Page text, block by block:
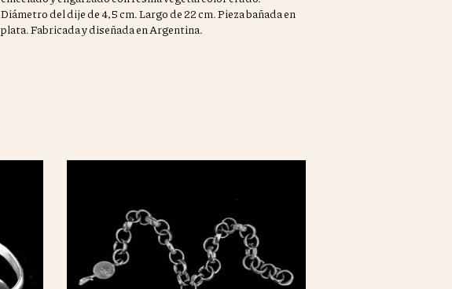
Diámetro del dije de 4,5 cm. Largo de 22 cm. Pieza bañada en
plata. Fabricada y diseñada en Argentina.